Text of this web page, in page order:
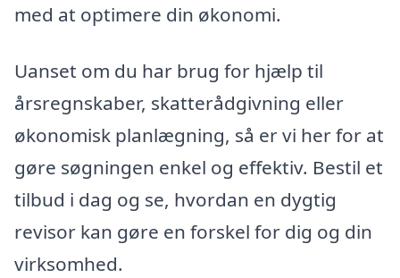
med at optimere din økonomi.
Uanset om du har brug for hjælp til
årsregnskaber, skatterådgivning eller
økonomisk planlægning, så er vi her for at
gøre søgningen enkel og effektiv. Bestil et
tilbud i dag og se, hvordan en dygtig
revisor kan gøre en forskel for dig og din
virksomhed.